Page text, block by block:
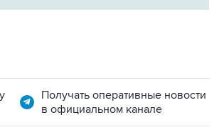
Получать оперативные новости
в официальном канале